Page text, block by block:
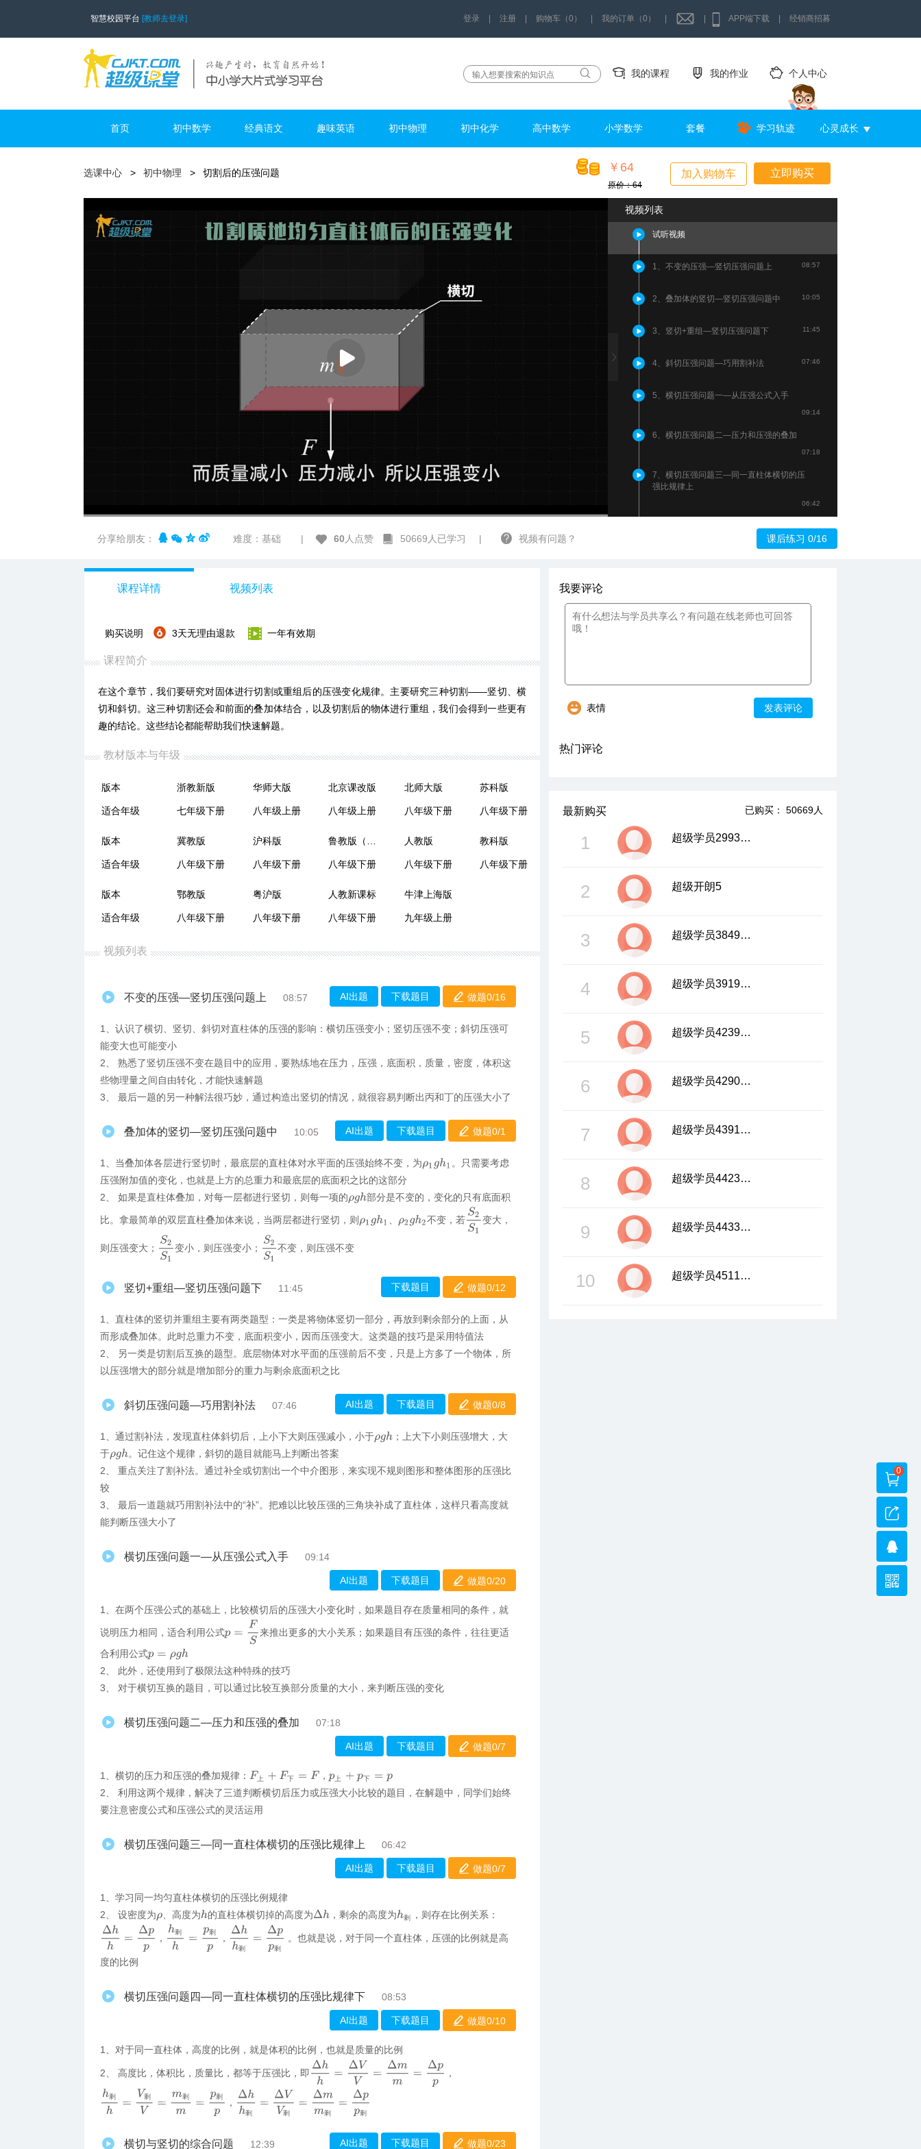
智慧校园平台 [教师去登录] 登录 注册 购物车（0） 我的订单（0） APP端下载 经销商招募
我的课程 我的作业 个人中心
首页 初中数学 经典语文 趣味英语 初中物理 初中化学 高中数学 小学数学 套餐 学习轨迹 心灵成长
立即购买
加入购物车
￥64
原价：64
选课中心 初中物理 切割后的压强问题
00:00 / 01:14 高清 1x
视频列表
试听视频
1、不变的压强—竖切压强问题上 08:57
2、叠加体的竖切—竖切压强问题中 10:05
3、竖切+重组—竖切压强问题下 11:45
4、斜切压强问题—巧用割补法 07:46
5、横切压强问题一—从压强公式入手
09:14
6、横切压强问题二—压力和压强的叠加
07:18
7、横切压强问题三—同一直柱体横切的压
强比规律上
06:42
8、横切压强问题四—同一直柱体横切的压
分享给朋友： 难度：基础 | 60 人点赞 50669人已学习 | 视频有问题？ 课后练习 0/16
课程详情 视频列表
购买说明 3天无理由退款 一年有效期
课程简介
在这个章节，我们要研究对固体进行切割或重组后的压强变化规律。主要研究三种切割——竖切、横
切和斜切。这三种切割还会和前面的叠加体结合，以及切割后的物体进行重组，我们会得到一些更有
趣的结论。这些结论都能帮助我们快速解题。
教材版本与年级
版本
适合年级
浙教新版
七年级下册
华师大版
八年级上册
北京课改版
八年级上册
北师大版
八年级下册
苏科版
八年级下册
版本
适合年级
冀教版
八年级下册
沪科版
八年级下册 八年级下册
人教版
八年级下册
教科版
八年级下册
版本
适合年级
鄂教版
八年级下册
粤沪版
八年级下册
人教新课标
八年级下册
牛津上海版
九年级上册
视频列表
不变的压强—竖切压强问题上 08:57 AI出题 下载题目 做题0/16
1、认识了横切、竖切、斜切对直柱体的压强的影响：横切压强变小；竖切压强不变；斜切压强可
能变大也可能变小
2、 熟悉了竖切压强不变在题目中的应用，要熟练地在压力，压强，底面积，质量，密度，体积这
些物理量之间自由转化，才能快速解题
3、 最后一题的另一种解法很巧妙，通过构造出竖切的情况，就很容易判断出丙和丁的压强大小了
叠加体的竖切—竖切压强问题中 10:05 AI出题 下载题目 做题0/1
1、当叠加体各层进行竖切时，最底层的直柱体对水平面的压强始终不变，为ρ1 gh1 。只需要考虑
压强附加值的变化，也就是上方的总重力和最底层的底面积之比的这部分
2、 如果是直柱体叠加，对每一层都进行竖切，则每一项的ρgh部分是不变的，变化的只有底面积
比。拿最简单的双层直柱叠加体来说，当两层都进行竖切，则 ρ1 gh1 ρ2gh2不变，若
S2S
变大，
则压强变大；
S2S
变小，则压强变小；
S2S
不变，则压强不变
竖切+重组—竖切压强问题下 11:45 下载题目 做题0/12
1、直柱体的竖切并重组主要有两类题型：一类是将物体竖切一部分，再放到剩余部分的上面，从
而形成叠加体。此时总重力不变，底面积变小，因而压强变大。这类题的技巧是采用特值法
2、 另一类是切割后互换的题型。底层物体对水平面的压强前后不变，只是上方多了一个物体，所
以压强增大的部分就是增加部分的重力与剩余底面积之比
斜切压强问题—巧用割补法 07:46 AI出题 下载题目 做题0/8
1、通过割补法，发现直柱体斜切后，上小下大则压强减小，小于ρgh ；上大下小则压强增大，大
于ρgh 。记住这个规律，斜切的题目就能马上判断出答案
2、 重点关注了割补法。通过补全或切割出一个中介图形，来实现不规则图形和整体图形的压强比
较
3、 最后一道题就巧用割补法中的“补”。把难以比较压强的三角块补成了直柱体，这样只看高度就
能判断压强大小了
横切压强问题一—从压强公式入手 09:14
AI出题 下载题目 做题0/20
1、在两个压强公式的基础上，比较横切后的压强大小变化时，如果题目存在质量相同的条件，就
说明压力相同，适合利用公式
来推出更多的大小关系；如果题目有压强的条件，往往更适
合利用公式p=ρg h
2、 此外，还使用到了极限法这种特殊的技巧
3、 对于横切互换的题目，可以通过比较互换部分质量的大小，来判断压强的变化
横切压强问题二—压力和压强的叠加 07:18
AI出题 下载题目 做题0/7
1、横切的压力和压强的叠加规律： 上 下
F上 +F 下=F ， 上 下
p上 +p 下= p
2、 利用这两个规律，解决了三道判断横切后压力或压强大小比较的题目，在解题中，同学们始终
要注意密度公式和压强公式的灵活运用
横切压强问题三—同一直柱体横切的压强比规律上 06:42
AI出题 下载题目 做题0/7
1、学习同一均匀直柱体横切的压强比例规律
2、 设密度为ρ、高度为h的直柱体横切掉的高度为Δh ，剩余的高度为 剩
h剩 ，则存在比例关系：
Δhh= p
，
剩 剩
h剩h 剩p
，
剩 剩
Δhh剩 pp剩
。也就是说，对于同一个直柱体，压强的比例就是高
度的比例
横切压强问题四—同一直柱体横切的压强比规律下 08:53
AI出题 下载题目 做题0/10
1、对于同一直柱体，高度的比例，就是体积的比例，也就是质量的比例
2、 高度比，体积比，质量比，都等于压强比，即
Δhh= V=Δm Δpp
，
剩 剩 剩 剩
h剩h 剩V= m=p
，
剩 剩 剩 剩
Δhh剩 VV剩 mm剩 p剩
横切与竖切的综合问题 12:39 AI出题 下载题目 做题0/23
我要评论
发表评论
表情
热门评论
已购买： 50669人
最新购买
1 超级学员2993666
2 超级开朗5
3 超级学员3849421
4 超级学员3919003
5 超级学员4239069
6 超级学员4290711
7 超级学员4391821
8 超级学员4423587
9 超级学员4433236
10 超级学员4511255
0